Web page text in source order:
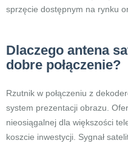
sprzęcie dostępnym na rynku
Dlaczego antena
dobre połączenie?
Rzutnik w połączeniu z
system prezentacji obrazu.
nieosiągalnej dla większości
koszcie inwestycji. Sygnał